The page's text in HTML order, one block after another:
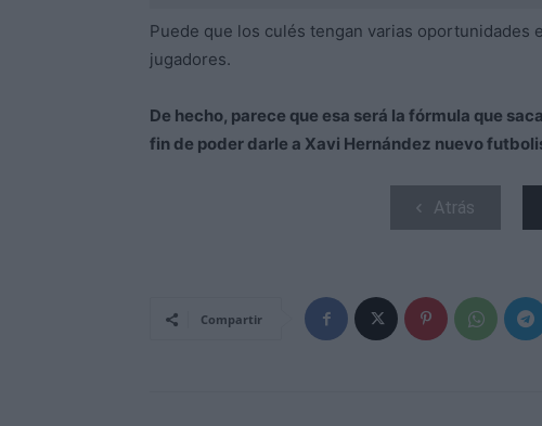
Puede que los culés tengan varias oportunidades
jugadores.
De hecho, parece que esa será la fórmula que
fin de poder darle a Xavi Hernández nuevo
Atrás
Compartir